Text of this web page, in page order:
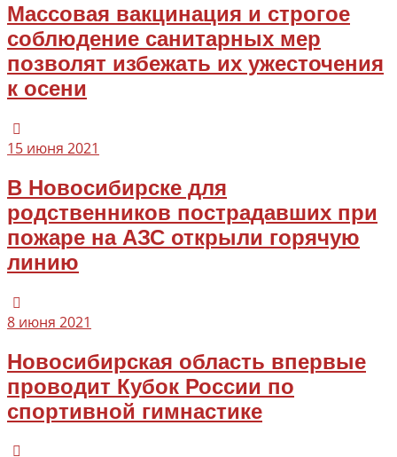
Массовая вакцинация и строгое
соблюдение санитарных мер
позволят избежать их ужесточения
к осени
15 июня 2021
В Новосибирске для
родственников пострадавших при
пожаре на АЗС открыли горячую
линию
8 июня 2021
Новосибирская область впервые
проводит Кубок России по
спортивной гимнастике